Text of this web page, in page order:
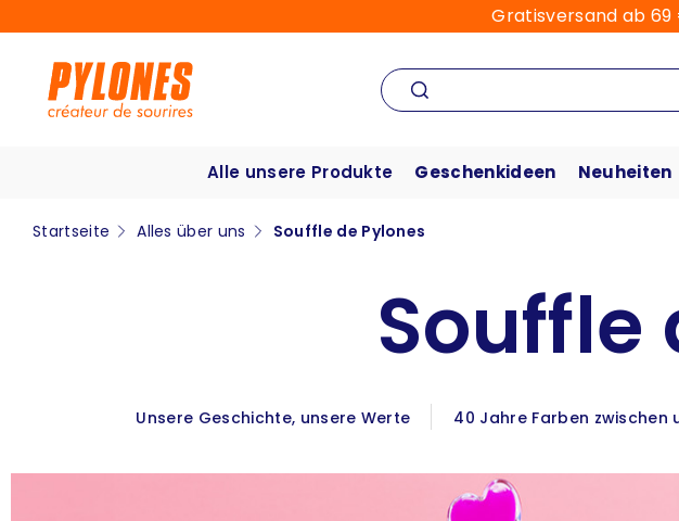
Gratisversand ab
Alle unsere Produkte Geschenkideen Neuheiten
Startseite Alles über uns Souffle de Pylones
Souffle
Unsere Geschichte, unsere Werte 40 Jahre Farben zwischen